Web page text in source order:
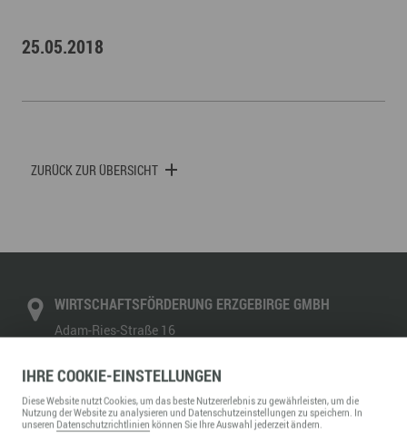
25.05.2018
ZURÜCK ZUR ÜBERSICHT
WIRTSCHAFTSFÖRDERUNG ERZGEBIRGE GMBH
Adam-Ries-Straße 16
Telefon:+49 3733 145 0
Fax:+49 3733 145 145
kontakt@wfe-erzgebirge.de
www.wfe-erzgebirge.de
IHRECOOKIE-EINSTELLUNGEN
DieseWebsitenutzt Cookies, um das beste Nutzererlebnis zu gewährleisten, um die
Nutzung derWebsitezu analysieren und Datenschutzeinstellungen zu speichern. In
unseren Datenschutzrichtlinien können Sie Ihre Auswahl jederzeit ändern.